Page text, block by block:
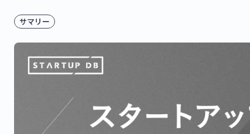
サマリー